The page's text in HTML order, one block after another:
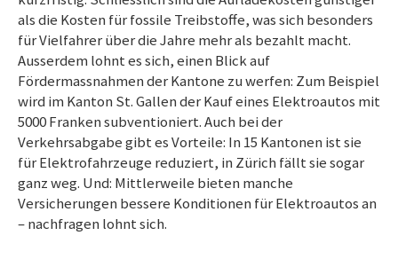
als die Kosten für fossile Treibstoffe, was sich besonders
für Vielfahrer über die Jahre mehr als bezahlt macht.
Ausserdem lohnt es sich, einen Blick auf
Fördermassnahmen der Kantone zu werfen: Zum Beispiel
wird im Kanton St. Gallen der Kauf eines Elektroautos mit
5000 Franken subventioniert. Auch bei der
Verkehrsabgabe gibt es Vorteile: In 15 Kantonen ist sie
für Elektrofahrzeuge reduziert, in Zürich fällt sie sogar
ganz weg. Und: Mittlerweile bieten manche
Versicherungen bessere Konditionen für Elektroautos an
– nachfragen lohnt sich.